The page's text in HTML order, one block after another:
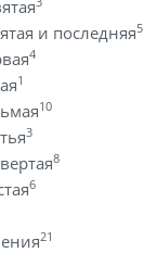
и последняя5
4
1
10
3
8
6
21